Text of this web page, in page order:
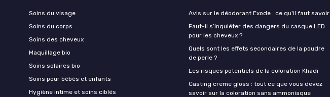
Soins du visage
Soins du corps
Soins des cheveux
Maquillage bio
Soins solaires bio
Soins pour bébés et enfants
Hygiène intime et soins ciblés
Avis sur le déodorant Exode : ce qu'il faut savoir
Faut-il s’inquiéter des dangers du casque LED
pour les cheveux ?
Quels sont les effets secondaires de la poudre
de perle ?
Les risques potentiels de la coloration Khadi
Casting creme gloss : tout ce que vous devez
savoir sur la coloration sans ammoniaque